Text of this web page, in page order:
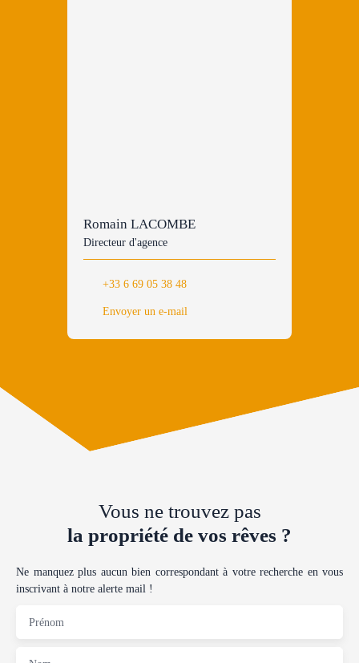
Romain LACOMBE
Directeur d'agence
+33 6 69 05 38 48
Envoyer un e-mail
Vous ne trouvez pas
la propriété de vos rêves ?
Ne manquez plus aucun bien correspondant à votre recherche en vous
inscrivant à notre alerte mail !
Prénom